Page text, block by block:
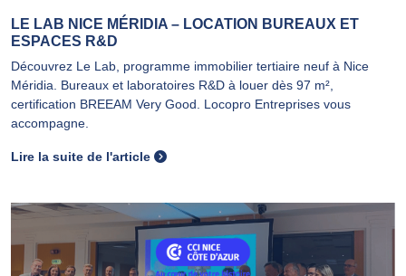
LE LAB NICE MÉRIDIA – LOCATION BUREAUX ET
ESPACES R&D
Découvrez Le Lab, programme immobilier tertiaire neuf à Nice
Méridia. Bureaux et laboratoires R&D à louer dès 97 m²,
certification BREEAM Very Good. Locopro Entreprises vous
accompagne.
Lire la suite de l'article